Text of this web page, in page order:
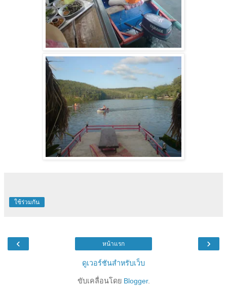
ใช้ร่วมกัน
‹ ›
หน้าแรก
ดูเวอร์ชันสำหรับเว็บ
ขับเคลื่อนโดย Blogger.